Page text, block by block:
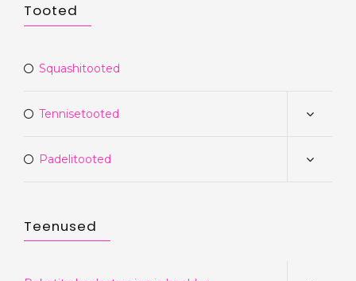
Tooted
Squashitooted
Tennisetooted
Padelitooted
Teenused